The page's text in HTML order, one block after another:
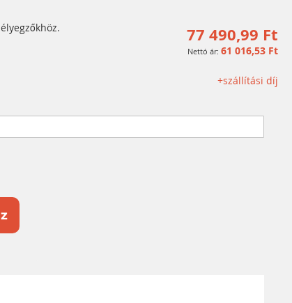
77 490,99 Ft
61 016,53 Ft
+szállítási díj